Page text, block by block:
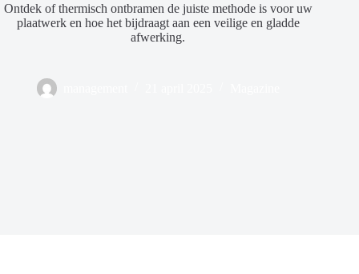
Ontdek of thermisch ontbramen de juiste methode is voor uw
plaatwerk en hoe het bijdraagt aan een veilige en gladde
afwerking.